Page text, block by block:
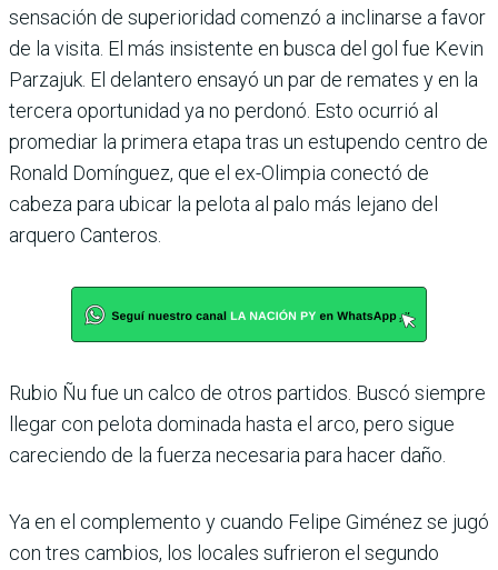
sensación de superioridad comenzó a inclinarse a favor
de la visita. El más insistente en busca del gol fue Kevin
Parzajuk. El delantero ensayó un par de remates y en la
tercera oportunidad ya no perdonó. Esto ocurrió al
promediar la primera etapa tras un estu­pendo centro de
Ronald Domínguez, que el ex-Olim­pia conectó de
cabeza para ubicar la pelota al palo más lejano del
arquero Canteros.
Rubio Ñu fue un calco de otros partidos. Buscó siem­pre
llegar con pelota domi­nada hasta el arco, pero sigue
careciendo de la fuerza nece­saria para hacer daño.
Ya en el complemento y cuando Felipe Giménez se jugó
con tres cambios, los locales sufrieron el segundo